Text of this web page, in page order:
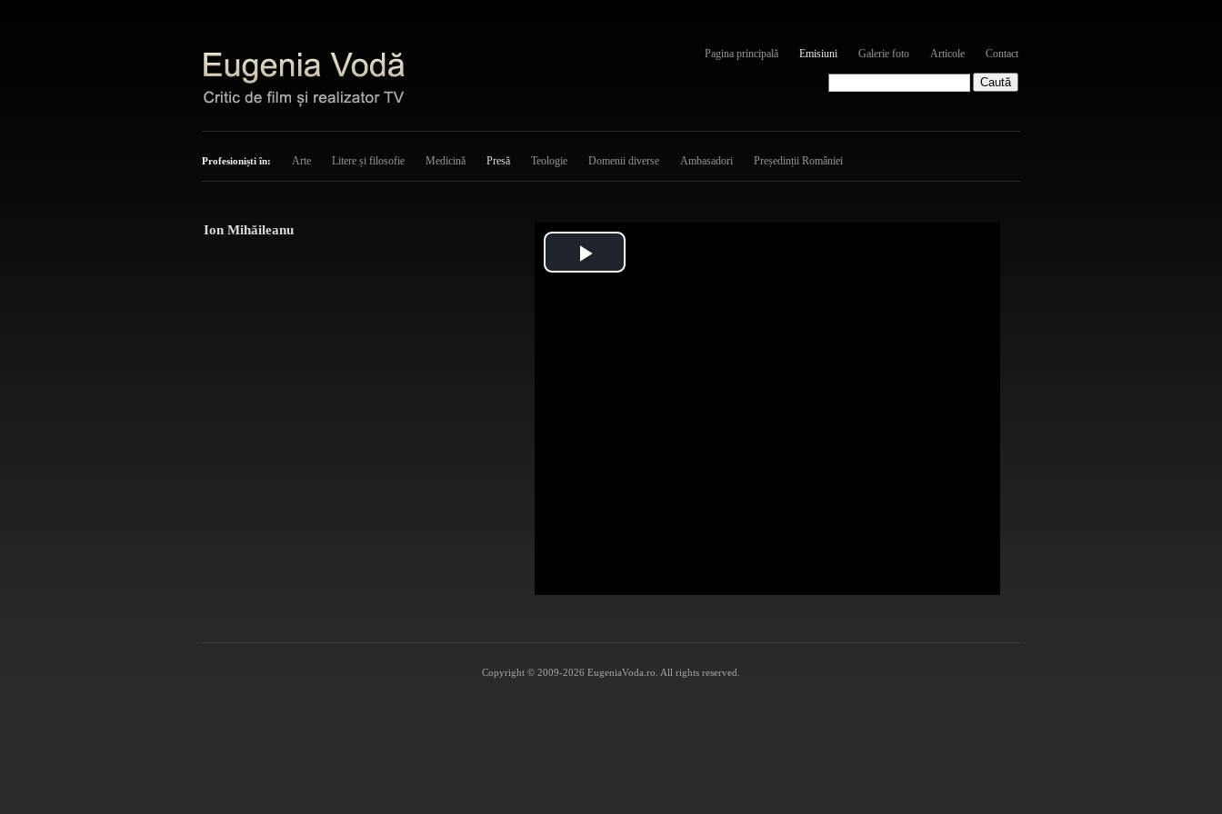
Pagina principală Emisiuni Galerie foto Articole Contact
Profesioniști în: Arte Litere și filosofie Medicină Presă Teologie Domenii diverse Ambasadori Președinții României
Ion Mihăileanu
Play
Copyright © 2009-2026 EugeniaVoda.ro. All rights reserved.